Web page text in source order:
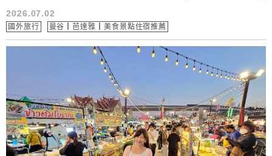
2026.07.02
國外旅行 曼谷┃芭達雅┃美食景點住宿推薦